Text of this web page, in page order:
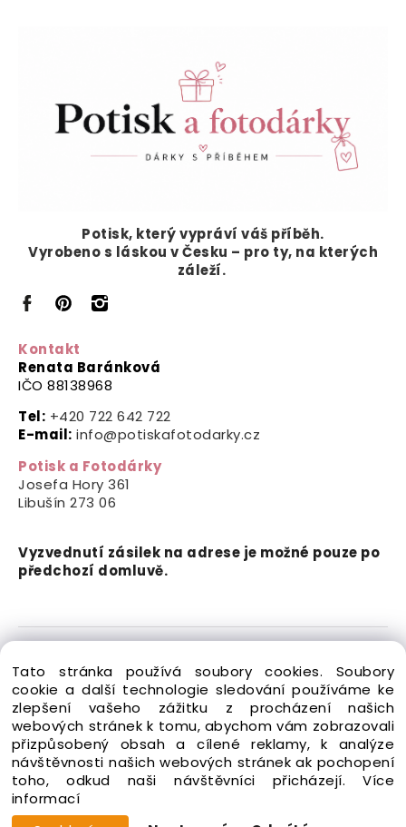
Potisk, který vyprávíváš příběh.
Vyrobeno s láskou v Česku – pro ty, na kterých
záleží.
Kontakt
Renata Baránková
IČO 88138968
Tel: +420 722 642 722
E-mail: info@potiskafotodarky.cz
Potisk a Fotodárky
Josefa Hory 361
Libušín 273 06
Vyzvednutí zásilek na adrese je možné pouze po
předchozí domluvě.
práva vyhrazena.
Vytvořeno systémem ClickEshop.cz
Tato stránka používá soubory cookies. Soubory
cookie a další technologie sledování používáme ke
zlepšení vašeho zážitku z procházení našich
webových stránek k tomu, abychom vám zobrazovali
přizpůsobený obsah a cílené reklamy, k analýze
návštěvnosti našich webových stránek ak pochopení
toho, odkud naši návštěvníci přicházejí.Více
informací